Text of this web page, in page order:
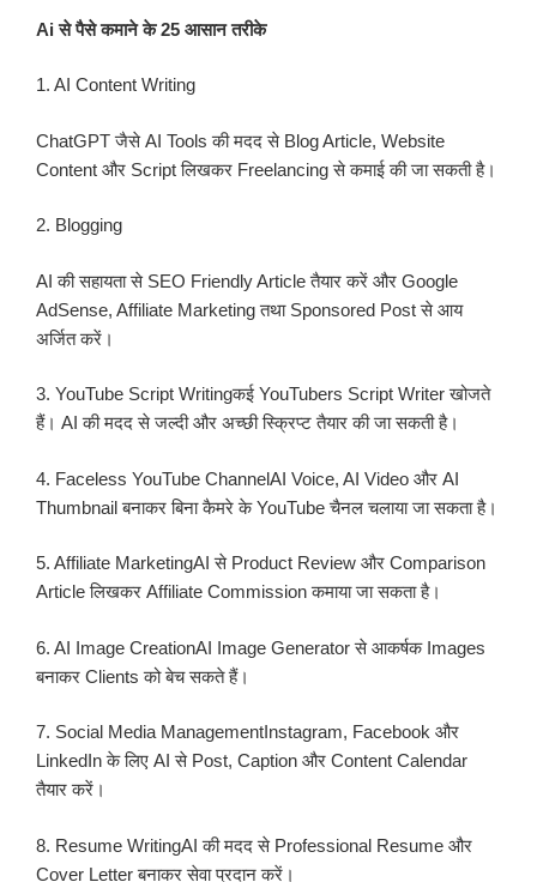
Ai से पैसे कमाने के 25 आसान तरीके
1. AI Content Writing
ChatGPT जैसे AI Tools की मदद से Blog Article, Website
Content और Script लिखकर Freelancing से कमाई की जा सकती है।
2. Blogging
AI की सहायता से SEO Friendly Article तैयार करें और Google
AdSense, Affiliate Marketing तथा Sponsored Post से आय
अर्जित करें।
3. YouTube Script Writingकई YouTubers Script Writer खोजते
हैं। AI की मदद से जल्दी और अच्छी स्क्रिप्ट तैयार की जा सकती है।
4. Faceless YouTube ChannelAI Voice, AI Video और AI
Thumbnail बनाकर बिना कैमरे के YouTube चैनल चलाया जा सकता है।
5. Affiliate MarketingAI से Product Review और Comparison
Article लिखकर Affiliate Commission कमाया जा सकता है।
6. AI Image CreationAI Image Generator से आकर्षक Images
बनाकर Clients को बेच सकते हैं।
7. Social Media ManagementInstagram, Facebook और
LinkedIn के लिए AI से Post, Caption और Content Calendar
तैयार करें।
8. Resume WritingAI की मदद से Professional Resume और
Cover Letter बनाकर सेवा प्रदान करें।